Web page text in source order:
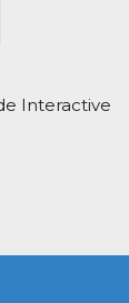
Interactive